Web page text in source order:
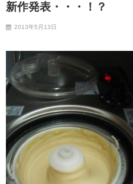
新作発表・・・！？
2013年5月13日